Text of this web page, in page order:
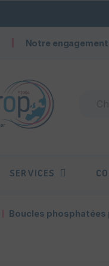
Notre engagement
SERVICES
Boucles